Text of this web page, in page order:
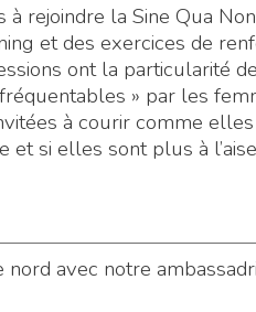
rejoindre la Sine Qua
et des exercices de
ont la particularité
» par les
à courir comme
si elles sont plus à
avec notre